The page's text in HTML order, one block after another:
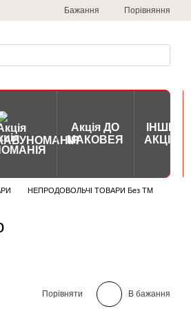
Бажання Порівняння
Акція ДО
МАКОВЕЯ
ІНШІ
АКЦІЇ
НЕПРОДОВОЛЬЧІ ТОВАРИ Без ТМ
Порівняти В бажання